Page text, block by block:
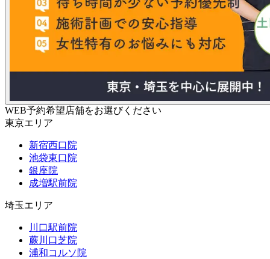
WEB予約希望店舗をお選びください
東京エリア
新宿西口院
池袋東口院
銀座院
成増駅前院
埼玉エリア
川口駅前院
蕨川口芝院
浦和コルソ院